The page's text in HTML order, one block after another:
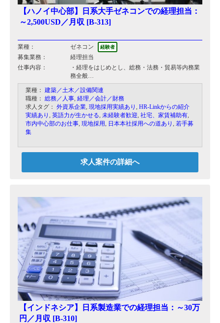
【ハノイ中心部】日系大手ゼネコンでの経理担当：
～2,500USD／月収 [B-313]
業種： ゼネコン 経験者
募集業務：
経理担当
仕事内容：
・経理をはじめとし、総務・法務・貿易等内務業
務全般
スペシャリストよりゼネラリストを求められるポ
ジションです。また、現職者の負担軽減および今
後の業務拡大に向けた人材補強の募集となりま
す。
業種： 建築／土木／設備関連
職種： 総務／人事, 経理／会計／財務
求人タグ： 外資系企業, 現地採用実績あり , HR-Linkからの紹介
実績あり , 英語力が生かせる, 未経験者歓迎, 社宅、家賃補助有,
市内中心部のお仕事, 現地採用, 日本本社採用への道あり , 若手募
集
求人案件の詳細へ
【インドネシア】日系製造業での経理担当：～30万
円／月収 [B-310]